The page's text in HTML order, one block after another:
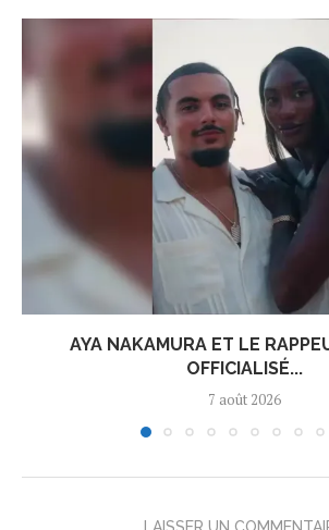
AYA NAKAMURA ET LE
OFFICIALISÉ...
7 août 2026